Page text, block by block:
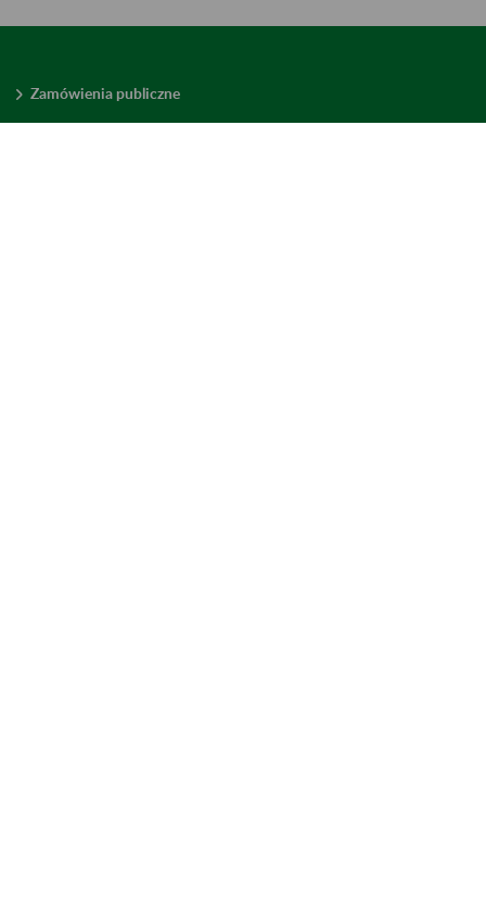
Zamówienia publiczne